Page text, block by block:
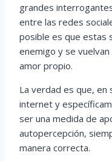
grandes
entre las redes
posible es que estas
enemigo y se
amor propio.
La verdad es que, en
internet y
ser una medida de
autopercepción,
manera correcta.